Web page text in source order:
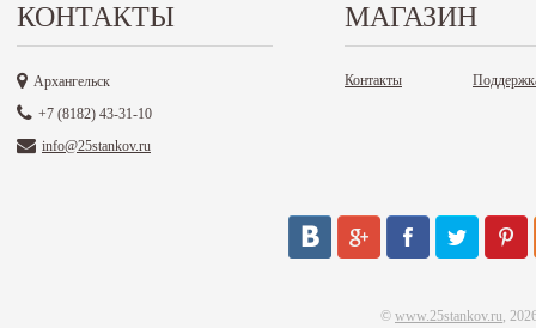
КОНТАКТЫ
Архангельск
+7 (8182) 43-31-10
info@25stankov.ru
МАГАЗИН
Контакты
© www.25stankov.ru,